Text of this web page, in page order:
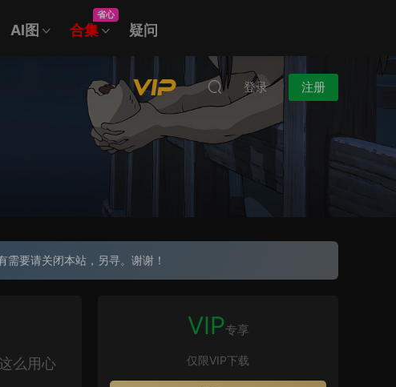
AI图 合集
省心
疑问
登录 注册
要请关闭本站，另寻。谢谢！
么用心
VIP专享
仅限VIP下载